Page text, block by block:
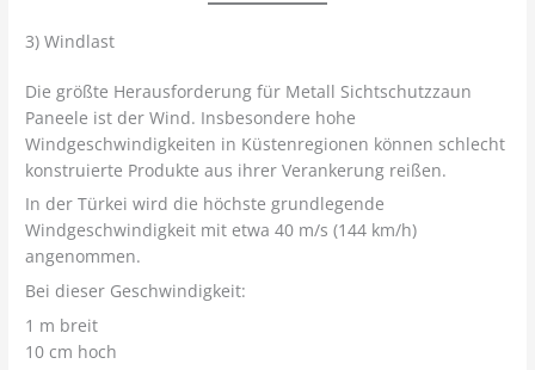
3) Windlast
Die größte Herausforderung für Metall Sichtschutzzaun
Paneele ist der Wind. Insbesondere hohe
Windgeschwindigkeiten in Küstenregionen können schlecht
konstruierte Produkte aus ihrer Verankerung reißen.
In der Türkei wird die höchste grundlegende
Windgeschwindigkeit mit etwa 40 m/s (144 km/h)
angenommen.
Bei dieser Geschwindigkeit:
1 m breit
10 cm hoch